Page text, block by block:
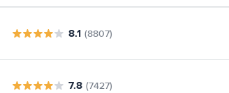
8.1 (8807)
7.8 (7427)